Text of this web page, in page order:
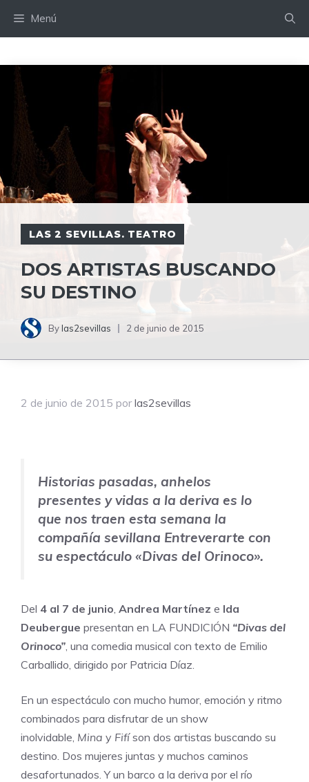
Menú
LAS 2 SEVILLAS. TEATRO
DOS ARTISTAS BUSCANDO
SU DESTINO
Bylas2sevillas 2 de junio de 2015
2 de junio de 2015 por las2sevillas
Historias pasadas, anhelos
presentes y vidas a la deriva es lo
que nos traen esta semana la
compañía sevillana Entreverarte con
su espectáculo «Divas del Orinoco».
Del 4 al 7 de junio Andrea Martínez e Ida
Deubergue presentan en LA FUNDICIÓN “Divas del
Orinoco” , una comedia musical con texto de Emilio
Carballido, dirigido por Patricia Díaz.
En un espectáculo con mucho humor, emoción y ritmo
combinados para disfrutar de un show
inolvidable, Mina y Fifíson dos artistas buscando su
destino. Dos mujeres juntas y muchos caminos
desafortunados. Y un barco a la deriva por el río